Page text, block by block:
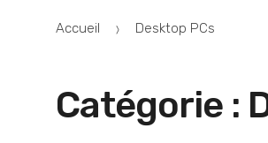
Accueil Desktop PCs
Catégorie :